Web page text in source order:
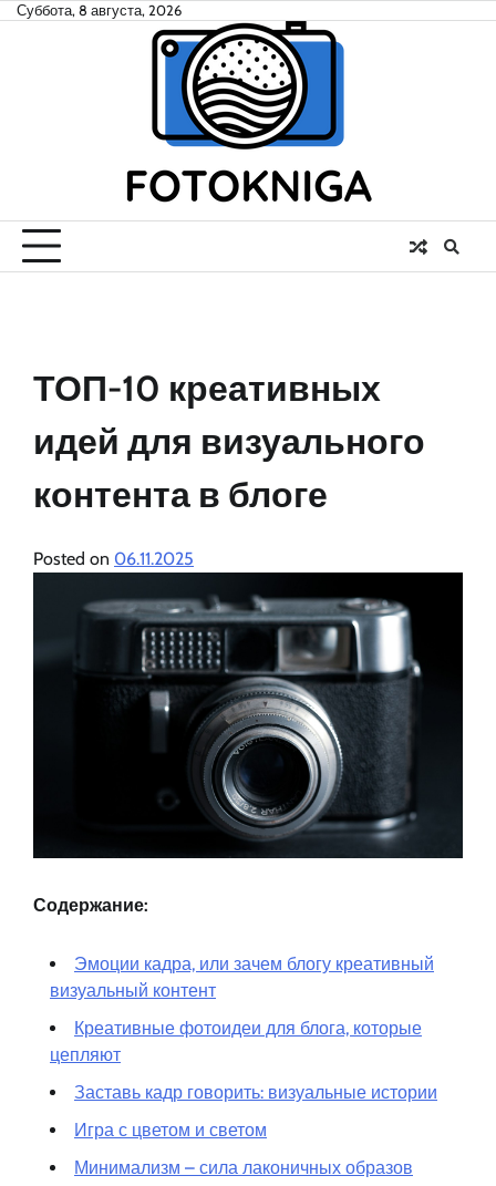
SkipСуббота, 8 августа, 2026
ТОП-10 креативных
идей для визуального
контента в блоге
Posted on 06.11.2025
Содержание:
Эмоции кадра, или зачем блогу креативный
визуальный контент
Креативные фотоидеи для блога, которые
цепляют
Заставь кадр говорить: визуальные истории
Игра с цветом и светом
Минимализм – сила лаконичных образов